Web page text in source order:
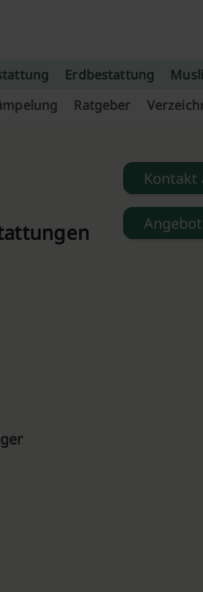
Erdbestattung
Ratgeber
Kontakt